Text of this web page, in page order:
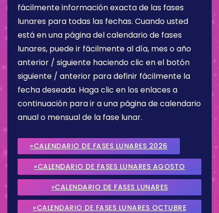
fácilmente información exacta de las fases
lunares para todas las fechas. Cuando usted
está en una página del calendario de fases
lunares, puede ir fácilmente al día, mes o año
anterior / siguiente haciendo clic en el botón
siguiente / anterior para definir fácilmente la
fecha deseada. Haga clic en los enlaces a
continuación para ir a una página de calendario
anual o mensual de la fase lunar.
»CALENDARIO DE FASES LUNARES 2026
»CALENDARIO DE FASES LUNARES AGOSTO
2026
»CALENDARIO DE FASES LUNARES
SEPTIEMBRE 2026
»CALENDARIO DE FASES LUNARES OCTUBRE